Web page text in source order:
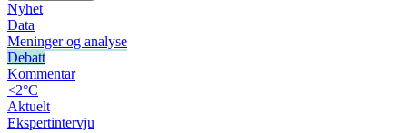
Nyhet
Data
Meninger og analyse
Debatt
Kommentar
<2°C
Aktuelt
Ekspertintervju